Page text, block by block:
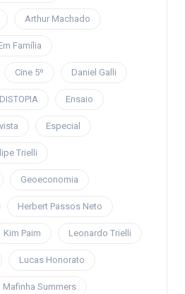
Arthur Machado
Família
Cine 5º Daniel Galli
DISTOPIA Ensaio
Especial
Trielli
Geoeconomia
Herbert Passos Neto
Kim Paim Leonardo Trielli
Lucas Honorato
Mafinha Summers